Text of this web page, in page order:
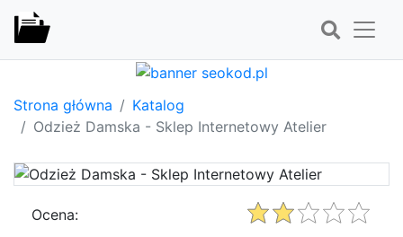
Strona główna
Katalog
Odzież Damska - Sklep Internetowy Atelier
Ocena: